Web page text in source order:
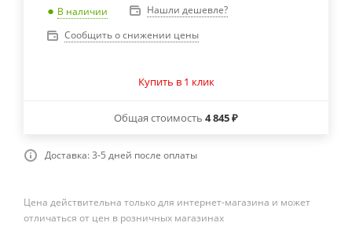
В наличии
Нашли дешевле?
Сообщить о снижении цены
Купить в 1 клик
Общая стоимость 4 845 ₽
Доставка: 3-5 дней после оплаты
Цена действительна только для интернет-магазина и может
отличаться от цен в розничных магазинах